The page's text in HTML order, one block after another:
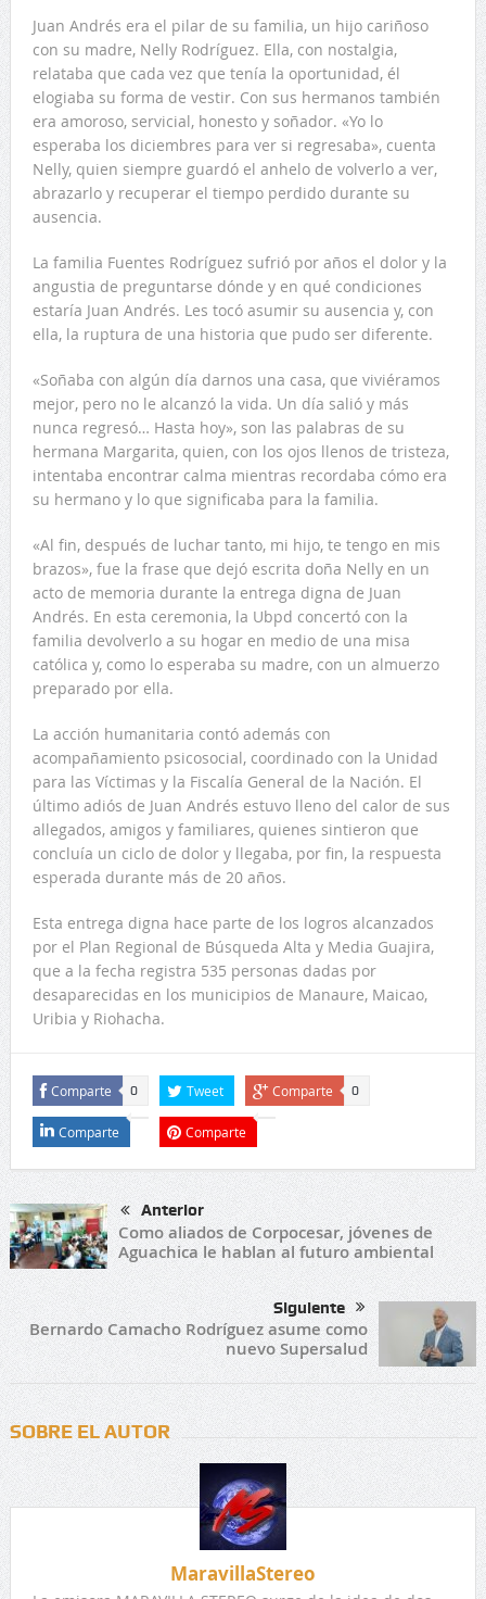
Juan Andrés era el pilar de su familia, un hijo cariñoso
con su madre, Nelly Rodríguez. Ella, con nostalgia,
relataba que cada vez que tenía la oportunidad, él
elogiaba su forma de vestir. Con sus hermanos también
era amoroso, servicial, honesto y soñador. «Yo lo
esperaba los diciembres para ver si regresaba», cuenta
Nelly, quien siempre guardó el anhelo de volverlo a ver,
abrazarlo y recuperar el tiempo perdido durante su
ausencia.
La familia Fuentes Rodríguez sufrió por años el dolor y la
angustia de preguntarse dónde y en qué condiciones
estaría Juan Andrés. Les tocó asumir su ausencia y, con
ella, la ruptura de una historia que pudo ser diferente.
«Soñaba con algún día darnos una casa, que viviéramos
mejor, pero no le alcanzó la vida. Un día salió y más
nunca regresó… Hasta hoy», son las palabras de su
hermana Margarita, quien, con los ojos llenos de tristeza,
intentaba encontrar calma mientras recordaba cómo era
su hermano y lo que significaba para la familia.
«Al fin, después de luchar tanto, mi hijo, te tengo en mis
brazos», fue la frase que dejó escrita doña Nelly en un
acto de memoria durante la entrega digna de Juan
Andrés. En esta ceremonia, la Ubpd concertó con la
familia devolverlo a su hogar en medio de una misa
católica y, como lo esperaba su madre, con un almuerzo
preparado por ella.
La acción humanitaria contó además con
acompañamiento psicosocial, coordinado con la Unidad
para las Víctimas y la Fiscalía General de la Nación. El
último adiós de Juan Andrés estuvo lleno del calor de sus
allegados, amigos y familiares, quienes sintieron que
concluía un ciclo de dolor y llegaba, por fin, la respuesta
esperada durante más de 20 años.
Esta entrega digna hace parte de los logros alcanzados
por el Plan Regional de Búsqueda Alta y Media Guajira,
que a la fecha registra 535 personas dadas por
desaparecidas en los municipios de Manaure, Maicao,
Uribia y Riohacha.
Comparte 0 Tweet Comparte 0
Comparte Comparte
Anterior
Como aliados de Corpocesar, jóvenes de
Aguachica le hablan al futuro ambiental
Siguiente
Bernardo Camacho Rodríguez asume como
nuevo Supersalud
SOBRE EL AUTOR
MaravillaStereo